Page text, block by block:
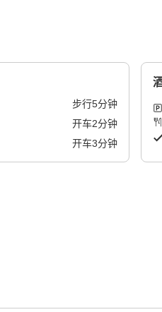
步行5分钟
开车2分钟
开车3分钟